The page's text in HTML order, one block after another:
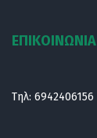
ΕΠΙΚΟΙΝΩΝΙΑ
Τηλ: 6942406156